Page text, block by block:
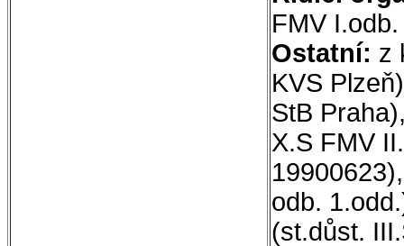
FMV
Ostatní: z
KVS
StB
X.S FMV
odb.
(st.důst.